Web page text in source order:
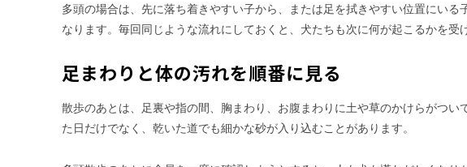
多頭の場合は、先に落ち着きやすい子から、または足を拭きやすい位置にいる
なります。毎回同じような流れにしておくと、犬たちも次に何が起こるかを受
足まわりと体の汚れを順番に見る
散歩のあとは、足裏や指の間、胸まわり、お腹まわりに土や草のかけらがつ
た日だけでなく、乾いた道でも細かな砂が入り込むことがあります。